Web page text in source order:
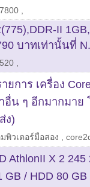
II
บาทเท่านั้นที่
การ เครื่อง
อื่น ๆ อีกมากมาย
ง)
พิวเตอร์มือสอง
AthlonII X 2 245
GB / HDD 80